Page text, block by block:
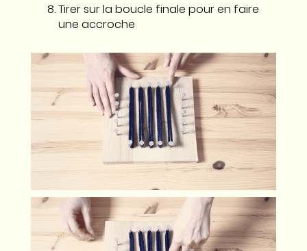
Tirer sur la boucle finale pour en faire
une accroche